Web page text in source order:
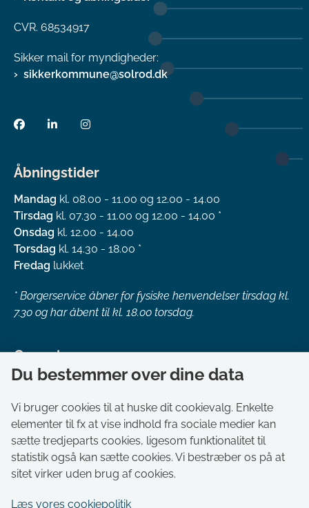
CVR. 68534917
Sikker mail for myndigheder:
sikkerkommune@solrod.dk
Åbningstider
Mandag kl. 08.00 - 11.00 og 12.00 - 14.00
Tirsdag kl. 07.30 - 11.00 og 12.00 - 14.00 *
Onsdag kl. 12.00 - 14.00
Torsdag kl. 14.30 - 18.00 *
Fredag lukket
* Borgerservice åbner for fysiske henvendelser tirsdag kl.
7.30 og har åbent til kl. 18.00 torsdag.
Genveje
Aktuelt
Akut hjælp
Bestil tid i Borgerservice
Ledige stillinger
Du bestemmer over dine data
Vi bruger cookies til at huske dit cookievalg. Enkelte
elementer til fx at vise indhold fra sociale medier kan
sætte tredjeparts cookies, ligesom funktionalitet til
statistik også kan sætte cookies. Vi bestræber os på at
sitet virker uden brug af cookies.
Læs vores cookiepolitik